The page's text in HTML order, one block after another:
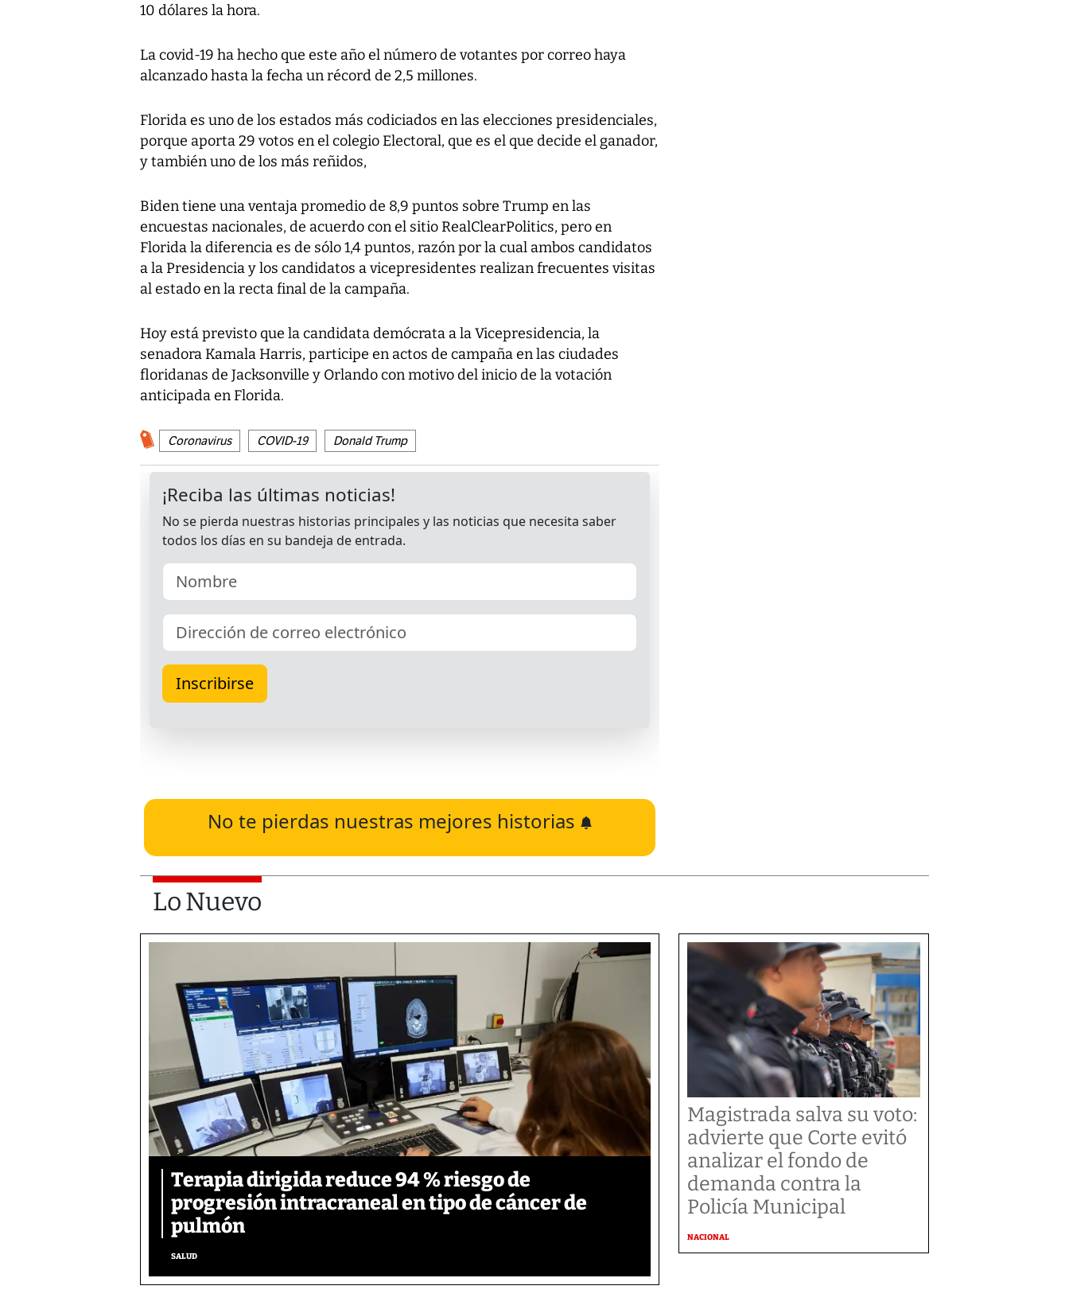
10 dólares la hora.
La covid-19 ha hecho que este año el número de votantes por correo haya
alcanzado hasta la fecha un récord de 2,5 millones.
Florida es uno de los estados más codiciados en las elecciones presidenciales,
porque aporta 29 votos en el colegio Electoral, que es el que decide el ganador,
y también uno de los más reñidos,
Biden tiene una ventaja promedio de 8,9 puntos sobre Trump en las
encuestas nacionales, de acuerdo con el sitio RealClearPolitics, pero en
Florida la diferencia es de sólo 1,4 puntos, razón por la cual ambos candidatos
a la Presidencia y los candidatos a vicepresidentes realizan frecuentes visitas
al estado en la recta final de la campaña.
Hoy está previsto que la candidata demócrata a la Vicepresidencia, la
senadora Kamala Harris, participe en actos de campaña en las ciudades
floridanas de Jacksonville y Orlando con motivo del inicio de la votación
anticipada en Florida.
Coronavirus COVID-19 Donald Trump
No te pierdas nuestras mejores historias
Lo Nuevo
Terapia dirigida reduce 94 % riesgo de
progresión intracraneal en tipo de cáncer de
pulmón
SALUD
Magistrada salva su voto:
advierte que Corte evitó
analizar el fondo de
demanda contra la
Policía Municipal
NACIONAL